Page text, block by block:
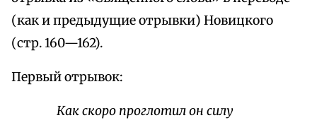
(как и предыдущие отрывки) Новицкого
(стр. 160—162).
Первый отрывок:
Как скоро проглотил он силу